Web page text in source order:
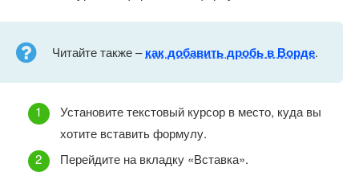
Читайте также –как добавить дробь в Ворде.
Установите текстовый курсор в место, куда вы
хотите вставить формулу.
Перейдите на вкладку «Вставка».